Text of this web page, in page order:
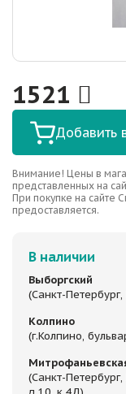
1521
Добавить
Внимание! Цены в
представленных на
При покупке на сайте
предоставляется.
В наличии
Выборгский
(Санкт-
Колпино
(г.Колпино,
(Санкт-